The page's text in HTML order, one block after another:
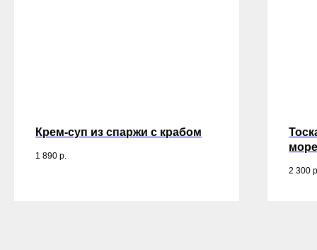
Крем-суп из спаржи с крабом
1 890 р.
2 300